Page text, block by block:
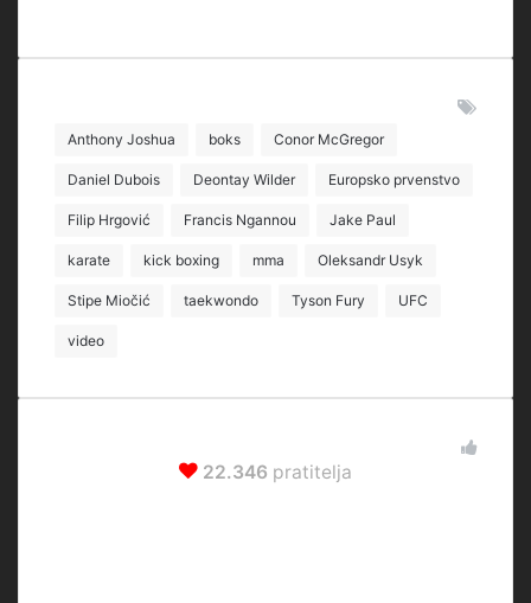
Anthony Joshua boks Conor McGregor
Daniel Dubois Deontay Wilder Europsko prvenstvo
Filip Hrgović Francis Ngannou Jake Paul
karate kick boxing mma Oleksandr Usyk
Stipe Miočić taekwondo Tyson Fury UFC
video
22.346 pratitelja